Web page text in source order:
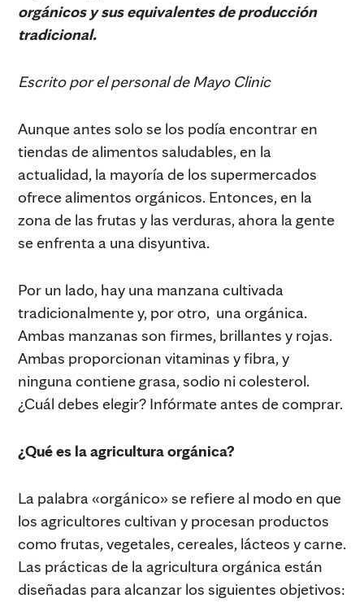
orgánicos y sus equivalentes de producción
tradicional.
Escrito por el personal de Mayo Clinic
Aunque antes solo se los podía encontrar en
tiendas de alimentos saludables, en la
actualidad, la mayoría de los supermercados
ofrece alimentos orgánicos. Entonces, en la
zona de las frutas y las verduras, ahora la gente
se enfrenta a una disyuntiva.
Por un lado, hay una manzana cultivada
tradicionalmente y, por otro, una orgánica.
Ambas manzanas son firmes, brillantes y rojas.
Ambas proporcionan vitaminas y fibra, y
ninguna contiene grasa, sodio ni colesterol.
¿Cuál debes elegir? Infórmate antes de comprar.
¿Qué es la agricultura orgánica?
La palabra «orgánico» se refiere al modo en que
los agricultores cultivan y procesan productos
como frutas, vegetales, cereales, lácteos y carne.
Las prácticas de la agricultura orgánica están
diseñadas para alcanzar los siguientes objetivos: